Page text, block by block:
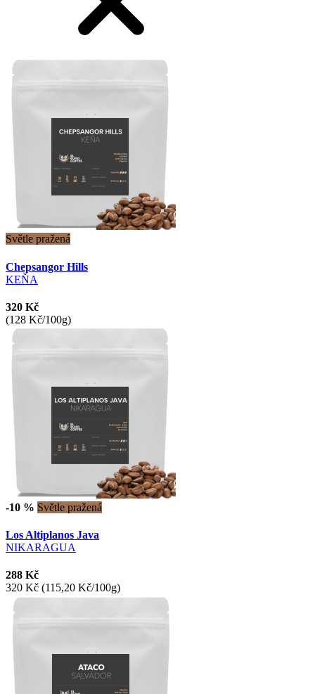
Světle pražená
Chepsangor Hills
KEŇA
320 Kč
(128 Kč/100g)
-10 % Světle pražená
Los Altiplanos Java
NIKARAGUA
288 Kč
320 Kč (115,20 Kč/100g)